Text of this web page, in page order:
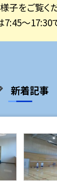
子をご覧く
〜17:30で
新着記事